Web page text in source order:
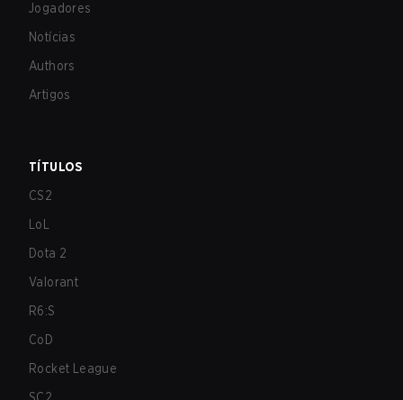
Jogadores
Notícias
Authors
Artigos
TÍTULOS
CS2
LoL
Dota 2
Valorant
R6:S
CoD
Rocket League